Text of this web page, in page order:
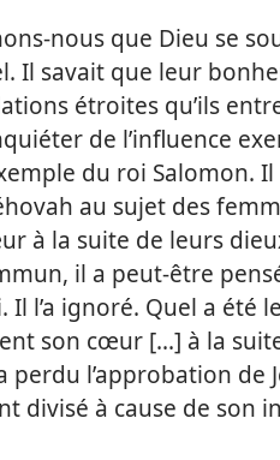
​nous que Dieu se
Il savait que leur
étroites qu’ils
de l’influence
du roi Salomon.
au sujet des
à la suite de leurs
il a peut-être
Il l’a ignoré. Quel a été
son cœur [...] à la
l’approbation de
divisé à cause de son